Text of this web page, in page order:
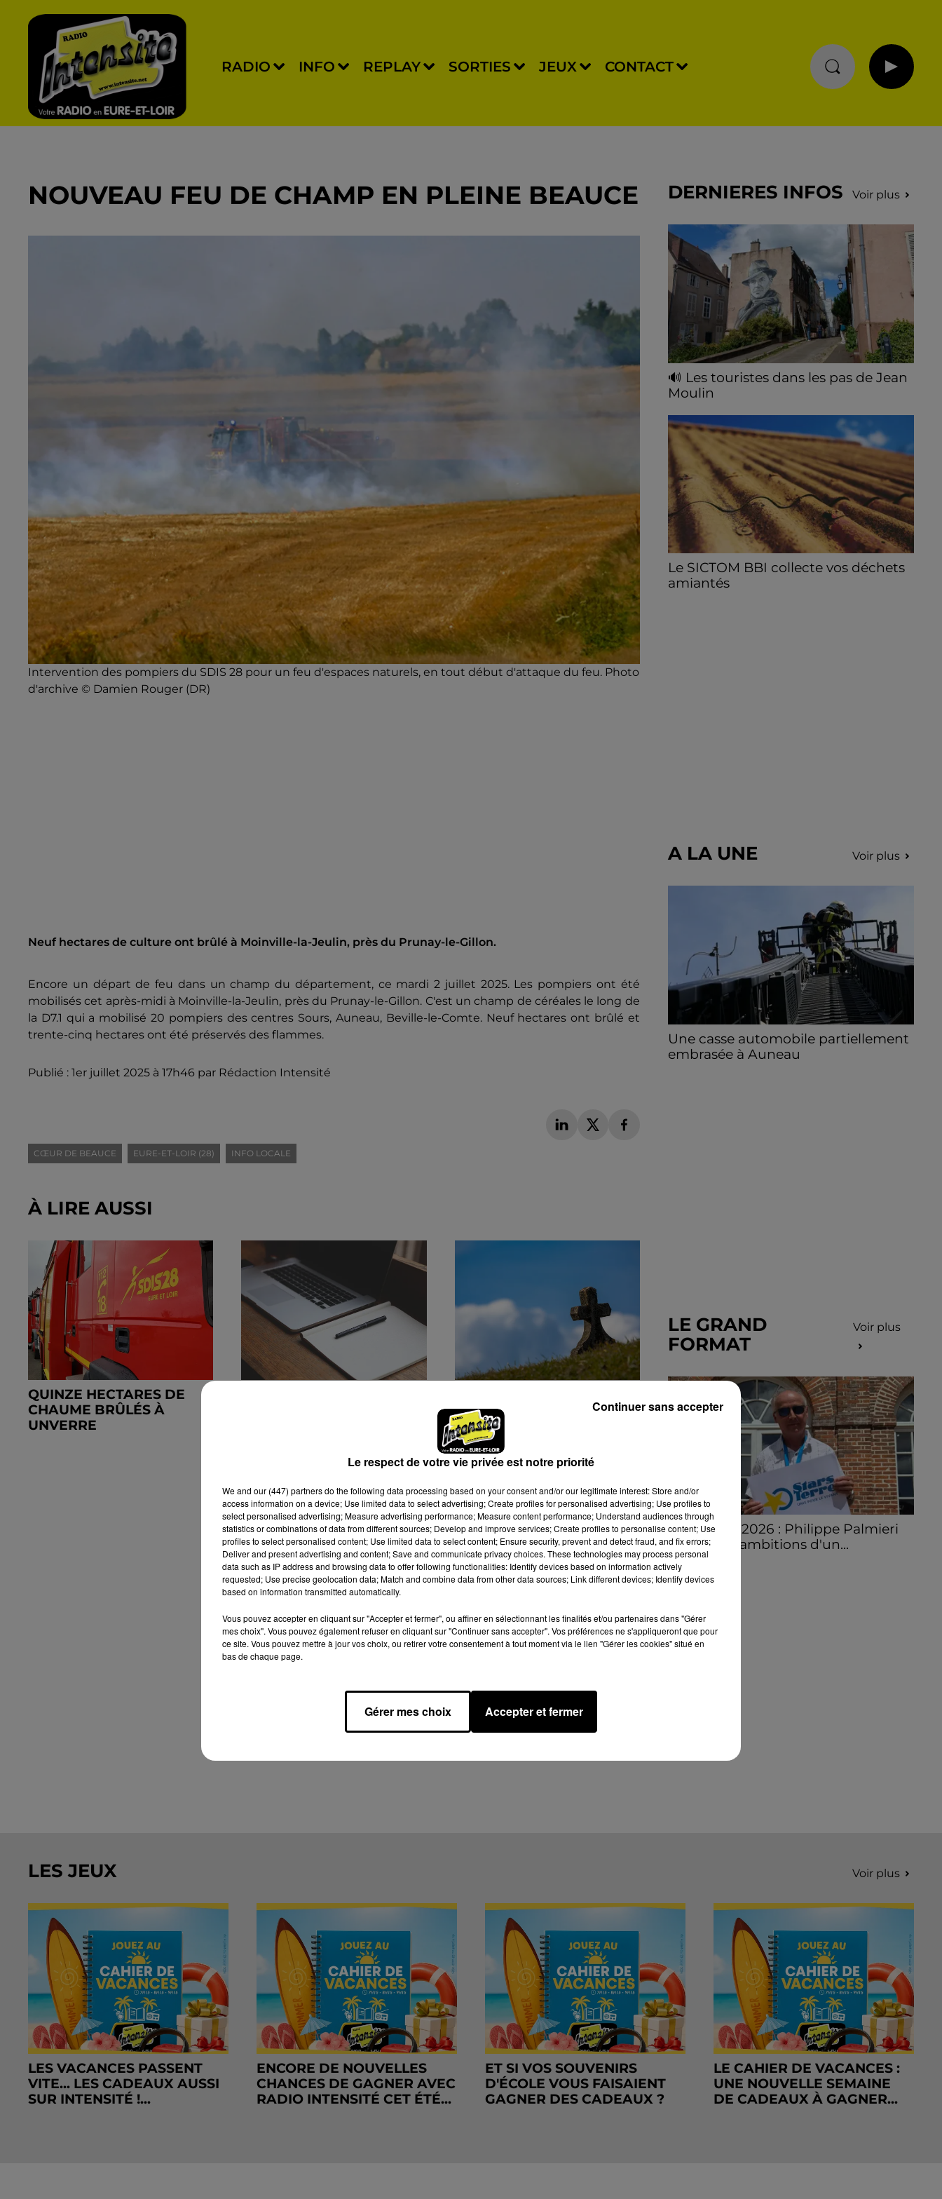
RADIO INFO REPLAY SORTIES JEUX CONTACT
NOUVEAU FEU DE CHAMP EN PLEINE BEAUCE
Intervention des pompiers du SDIS 28 pour un feu d'espaces naturels, en tout début d'attaque du feu. Photo
d'archive © Damien Rouger (DR)
Neuf hectares de culture ont brûlé à Moinville-la-Jeulin, près du Prunay-le-Gillon.
Encore un départ de feu dans un champ du département, ce mardi 2 juillet 2025. Les pompiers ont été
mobilisés cet après-midi à Moinville-la-Jeulin, près du Prunay-le-Gillon. C'est un champ de céréales le long de
la D7.1 qui a mobilisé 20 pompiers des centres Sours, Auneau, Beville-le-Comte. Neuf hectares ont brûlé et
trente-cinq hectares ont été préservés des flammes.
Publié : 1er juillet 2025 à 17h46 par Rédaction Intensité
CŒUR DE BEAUCE EURE-ET-LOIR (28) INFO LOCALE
À LIRE AUSSI
QUINZE HECTARES DE
CHAUME BRÛLÉS À
UNVERRE
DANS LE CIMETIÈRE DE
THIRON-GARDAIS
DERNIERES INFOS Voir plus
🔊 Les touristes dans les pas de Jean
Moulin
les sorties estivales de Chartres Tourisme.
Le SICTOM BBI collecte vos déchets
amiantés
A LA UNE Voir plus
Une casse automobile partiellement
embrasée à Auneau
LE GRAND
FORMAT
Voir plus
Stars'Terre 2026 : Philippe Palmieri
dévoile les ambitions d'un...
À quelques semaines de la première
édition de Stars'Terre, organisée du 18 au 20
LES JEUX Voir plus
LES VACANCES PASSENT
VITE... LES CADEAUX AUSSI
SUR INTENSITÉ !...
ENCORE DE NOUVELLES
CHANCES DE GAGNER AVEC
RADIO INTENSITÉ CET ÉTÉ...
ET SI VOS SOUVENIRS
D'ÉCOLE VOUS FAISAIENT
GAGNER DES CADEAUX ?
LE CAHIER DE VACANCES :
UNE NOUVELLE SEMAINE
DE CADEAUX À GAGNER...
Le respect de votre vie privée est notre priorité
We and our (447) partnersdo the following data processing based on your consent and/or our legitimate interest: Store and/or
access information on a device; Use limited data to select advertising; Create profiles for personalised advertising; Use profiles to
select personalised advertising; Measure advertising performance; Measure content performance; Understand audiences through
statistics or combinations of data from different sources; Develop and improve services; Create profiles to personalise content; Use
profiles to select personalised content; Use limited data to select content; Ensure security, prevent and detect fraud, and fix errors;
Deliver and present advertising and content; Save and communicate privacy choices. These technologies may process personal
data such as IP address and browsing data to offer following functionalities: Identify devices based on information actively
requested; Use precise geolocation data; Match and combine data from other data sources; Link different devices; Identify devices
based on information transmitted automatically.
Vous pouvez accepter en cliquant sur "Accepter et fermer", ou affiner en sélectionnant les finalités et/ou partenaires dans "Gérer
mes choix". Vous pouvez également refuser en cliquant sur "Continuer sans accepter". Vos préférences ne s'appliqueront que pour
ce site. Vous pouvez mettre à jour vos choix, ou retirer votre consentement à tout moment via le lien "Gérer les cookies" situé en
bas de chaque page.
Gérer mes choix Accepter et fermer
Continuer sans accepter